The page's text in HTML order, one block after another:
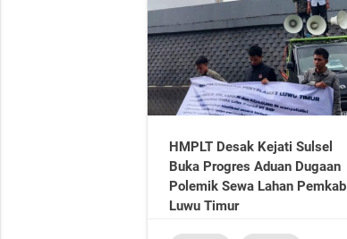
HMPLT Desak Kejati Sulsel
Buka Progres Aduan Dugaan
Polemik Sewa Lahan Pemkab
Luwu Timur